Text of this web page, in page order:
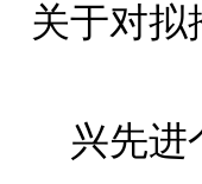
关于对拟
兴先进